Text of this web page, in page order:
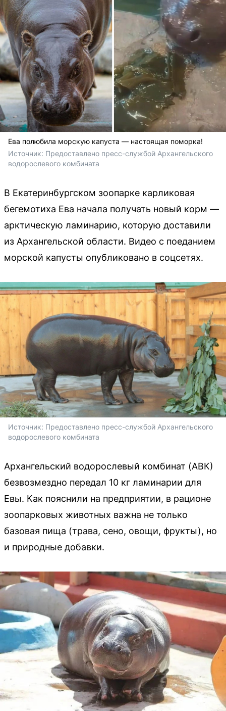
Ева полюбила морскую капуста — настоящая поморка!
Источник: Предоставлено пресс-службой Архангельского
водорослевого комбината
В Екатеринбургском зоопарке карликовая
бегемотиха Ева начала получать новый корм —
арктическую ламинарию, которую доставили
из Архангельской области. Видео с поеданием
морской капусты опубликовано в соцсетях.
Источник: Предоставлено пресс-службой Архангельского
водорослевого комбината
Архангельский водорослевый комбинат (АВК)
безвозмездно передал 10 кг ламинарии для
Евы. Как пояснили на предприятии, в рационе
зоопарковых животных важна не только
базовая пища (трава, сено, овощи, фрукты), но
и природные добавки.